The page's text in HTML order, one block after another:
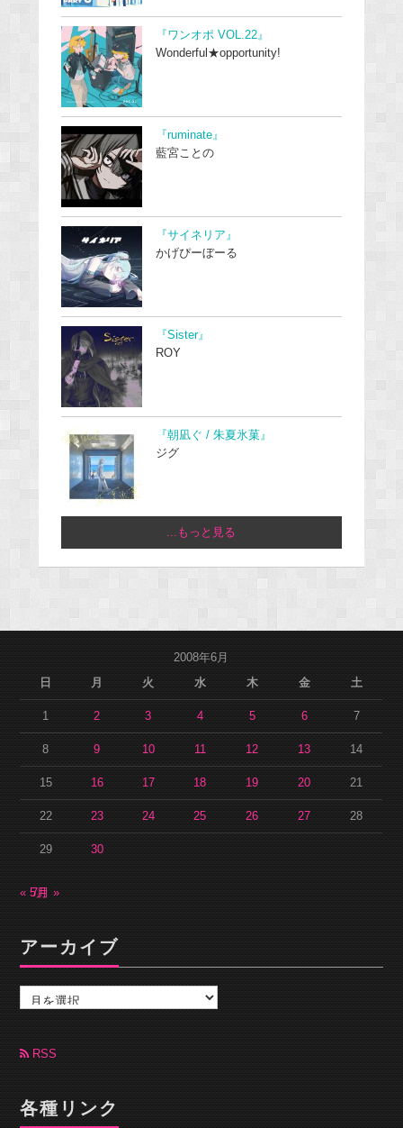
『ワンオポ VOL.22』
Wonderful★opportunity!
『ruminate』
藍宮ことの
『サイネリア』
かげぴーぼーる
『Sister』
ROY
『朝凪ぐ / 朱夏氷菓』
ジグ
...もっと見る
2008年6月
日
月 火 水 木 金 土
1 2 3 4 5 6 7
8 9 10 11 12 13 14
15 16 17 18 19 20 21
22 23 24 25 26 27 28
29 30
« 5月7月 »
アーカイブ
カ
ブ RSS
各種リンク